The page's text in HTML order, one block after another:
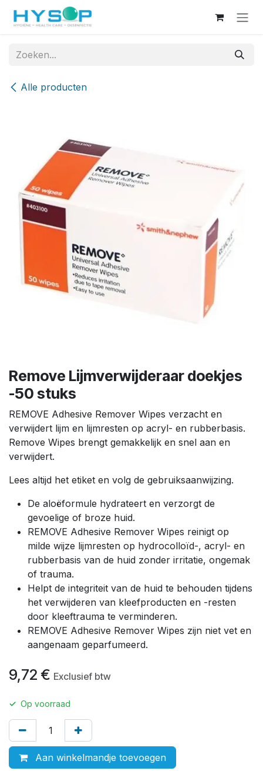
Overslaan naar inhoud
Alle producten
Remove Lijmverwijderaar doekjes
-50 stuks
REMOVE Adhesive Remover Wipes verzacht en
verwijdert lijm en lijmresten op acryl- en rubberbasis.
Remove Wipes brengt gemakkelijk en snel aan en
verwijdert.
Lees altijd het etiket en volg de gebruiksaanwijzing.
De aloëformule hydrateert en verzorgt de
gevoelige of broze huid.
REMOVE Adhesive Remover Wipes reinigt op
milde wijze lijmresten op hydrocolloïd-, acryl- en
rubberbasis van de huid zonder irritatie, ongemak
of trauma.
Helpt de integriteit van de huid te behouden tijdens
het verwijderen van kleefproducten en -resten
door kleeftrauma te verminderen.
REMOVE Adhesive Remover Wipes zijn niet vet en
aangenaam geparfumeerd.
9,72 € Exclusief btw
✓ Op voorraad
Aan winkelmandje toevoegen